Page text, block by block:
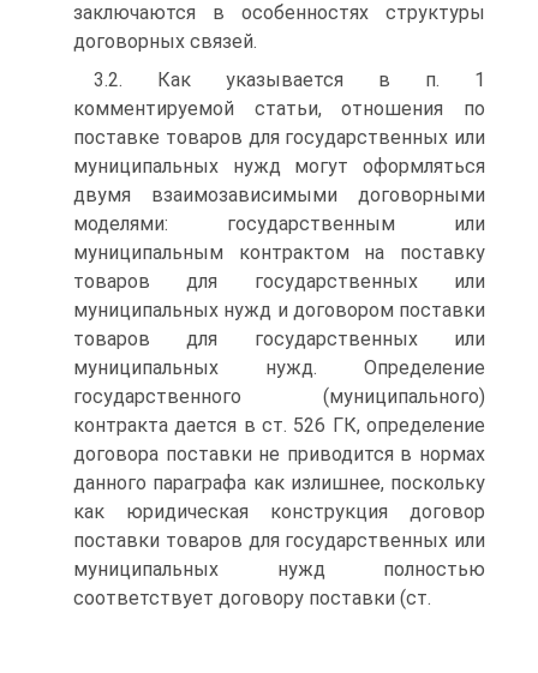
заключаются в особенностях структуры
договорных связей.
3.2. Как указывается в п. 1
комментируемой статьи, отношения по
поставке товаров для государственных или
муниципальных нужд могут оформляться
двумя взаимозависимыми договорными
моделями: государственным или
муниципальным контрактом на поставку
товаров для государственных или
муниципальных нужд и договором поставки
товаров для государственных или
муниципальных нужд. Определение
государственного (муниципального)
контракта дается в ст. 526 ГК, определение
договора поставки не приводится в нормах
данного параграфа как излишнее, поскольку
как юридическая конструкция договор
поставки товаров для государственных или
муниципальных нужд полностью
соответствует договору поставки (ст.